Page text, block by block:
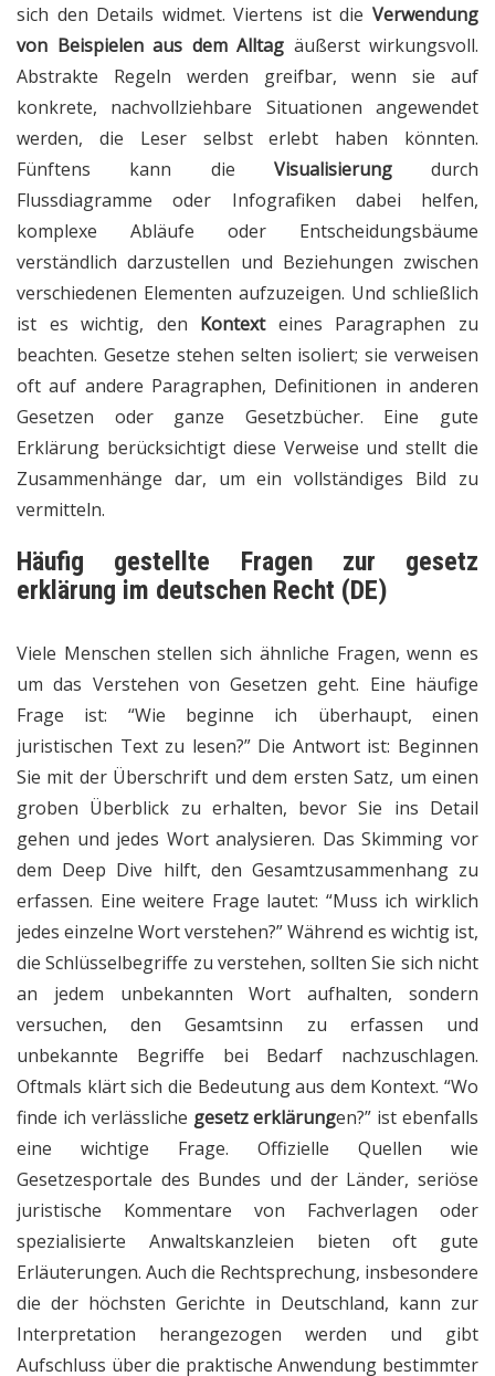
sich den Details widmet. Viertens ist die Verwendung
von Beispielen aus dem Alltag äußerst wirkungsvoll.
Abstrakte Regeln werden greifbar, wenn sie auf
konkrete, nachvollziehbare Situationen angewendet
werden, die Leser selbst erlebt haben könnten.
Fünftens kann die Visualisierungdurch
Flussdiagramme oder Infografiken dabei helfen,
komplexe Abläufe oder Entscheidungsbäume
verständlich darzustellen und Beziehungen zwischen
verschiedenen Elementen aufzuzeigen. Und schließlich
ist es wichtig, den Kontexteines Paragraphen zu
beachten. Gesetze stehen selten isoliert; sie verweisen
oft auf andere Paragraphen, Definitionen in anderen
Gesetzen oder ganze Gesetzbücher. Eine gute
Erklärung berücksichtigt diese Verweise und stellt die
Zusammenhänge dar, um ein vollständiges Bild zu
vermitteln.
Häufig gestellte Fragen zur gesetz
erklärung im deutschen Recht (DE)
Viele Menschen stellen sich ähnliche Fragen, wenn es
um das Verstehen von Gesetzen geht. Eine häufige
Frage ist: “Wie beginne ich überhaupt, einen
juristischen Text zu lesen?” Die Antwort ist: Beginnen
Sie mit der Überschrift und dem ersten Satz, um einen
groben Überblick zu erhalten, bevor Sie ins Detail
gehen und jedes Wort analysieren. Das Skimming vor
dem Deep Dive hilft, den Gesamtzusammenhang zu
erfassen. Eine weitere Frage lautet: “Muss ich wirklich
jedes einzelne Wort verstehen?” Während es wichtig ist,
die Schlüsselbegriffe zu verstehen, sollten Sie sich nicht
an jedem unbekannten Wort aufhalten, sondern
versuchen, den Gesamtsinn zu erfassen und
unbekannte Begriffe bei Bedarf nachzuschlagen.
Oftmals klärt sich die Bedeutung aus dem Kontext. “Wo
finde ich verlässliche gesetz erklärungen?” ist ebenfalls
eine wichtige Frage. Offizielle Quellen wie
Gesetzesportale des Bundes und der Länder, seriöse
juristische Kommentare von Fachverlagen oder
spezialisierte Anwaltskanzleien bieten oft gute
Erläuterungen. Auch die Rechtsprechung, insbesondere
die der höchsten Gerichte in Deutschland, kann zur
Interpretation herangezogen werden und gibt
Aufschluss über die praktische Anwendung bestimmter